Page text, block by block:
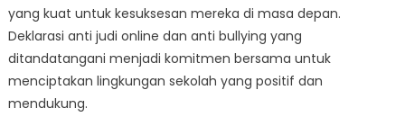
yang kuat untuk kesuksesan mereka di masa depan.
Deklarasi anti judi online dan anti bullying yang
ditandatangani menjadi komitmen bersama untuk
menciptakan lingkungan sekolah yang positif dan
mendukung.